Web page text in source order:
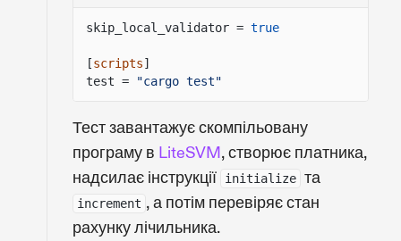
skip_local_validator = true
[scripts]
test =
"cargo test"
Тест завантажує скомпільовану
програму в LiteSVM, створює платника,
надсилає інструкції
initialize та
increment , а потім перевіряє стан
рахунку лічильника.